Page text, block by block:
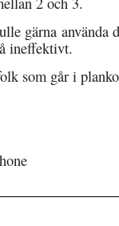
gärna använda
ineffektivt.
som går i